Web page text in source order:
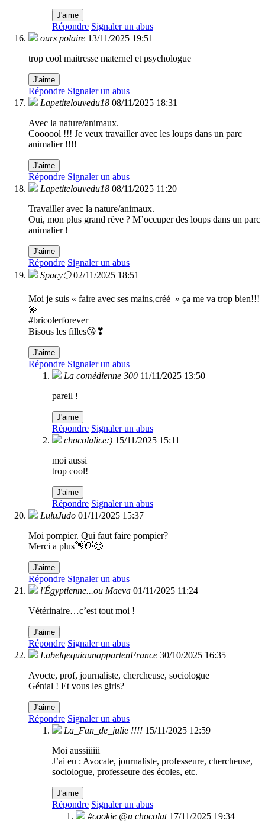
J'aime
Répondre Signaler un abus
ours polaire 13/11/2025 19:51
trop cool maitresse maternel et psychologue
J'aime
Répondre Signaler un abus
Lapetitelouvedu18 08/11/2025 18:31
Avec la nature/animaux.
Coooool !!! Je veux travailler avec les loups dans un parc
animalier !!!!
J'aime
Répondre Signaler un abus
Lapetitelouvedu18 08/11/2025 11:20
Travailler avec la nature/animaux.
Oui, mon plus grand rêve ? M’occuper des loups dans un parc
animalier !
J'aime
Répondre Signaler un abus
Spacy🌕 02/11/2025 18:51
Moi je suis « faire avec ses mains,créé » ça me va trop bien!!!
💫
#bricolerforever
Bisous les filles😘❣
J'aime
Répondre Signaler un abus
La comédienne 300 11/11/2025 13:50
pareil !
J'aime
Répondre Signaler un abus
chocolalice:) 15/11/2025 15:11
moi aussi
trop cool!
J'aime
Répondre Signaler un abus
LuluJudo 01/11/2025 15:37
Moi pompier. Qui faut faire pompier?
Merci a plus👋👋😊
J'aime
Répondre Signaler un abus
l'Égyptienne...ou Maeva 01/11/2025 11:24
Vétérinaire…c’est tout moi !
J'aime
Répondre Signaler un abus
LabelgequiaunappartenFrance 30/10/2025 16:35
Avocte, prof, journaliste, chercheuse, sociologue
Génial ! Et vous les girls?
J'aime
Répondre Signaler un abus
La_Fan_de_julie !!!! 15/11/2025 12:59
Moi aussiiiiii
J’ai eu : Avocate, journaliste, professeure, chercheuse,
sociologue, professeure des écoles, etc.
J'aime
Répondre Signaler un abus
#cookie @u chocolat 17/11/2025 19:34